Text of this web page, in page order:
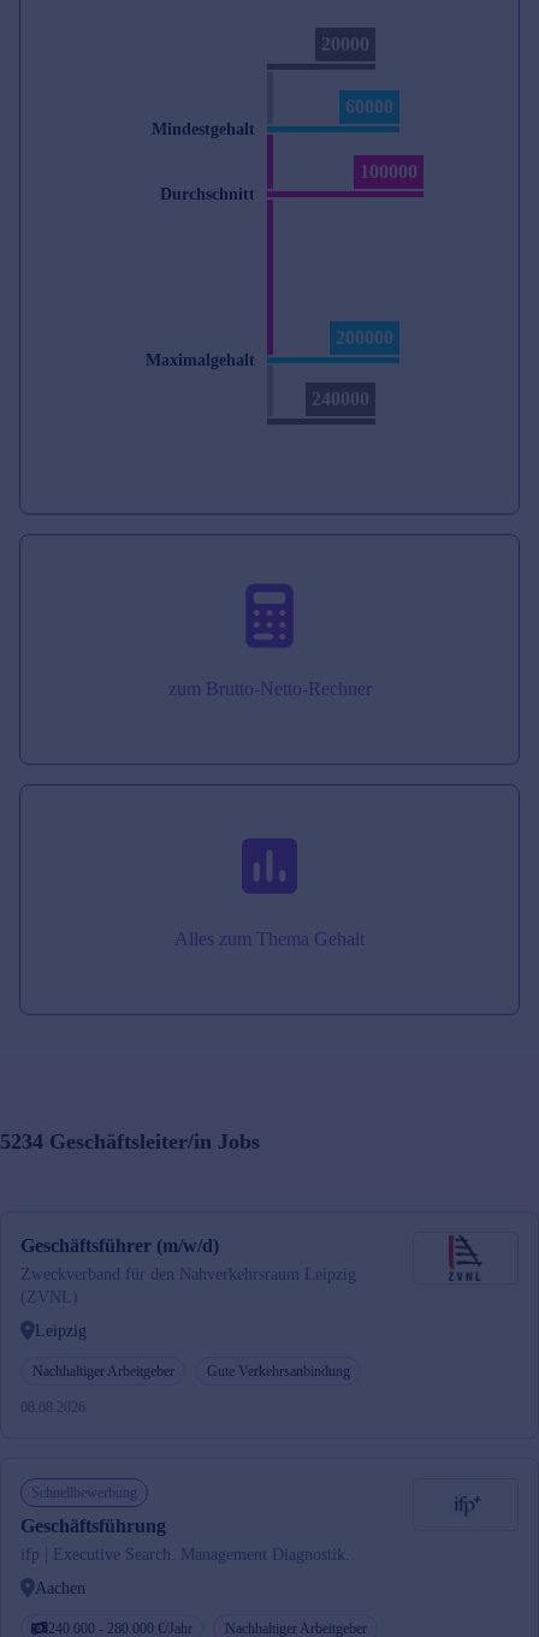
20000
60000
Mindestgehalt
100000
Durchschnitt
200000
Maximalgehalt
240000
zum Brutto-Netto-Rechner
Alles zum Thema Gehalt
5234 Geschäftsleiter/in Jobs
Geschäftsführer (m/w/d)
Zweckverband für den Nahverkehrsraum Leipzig
(ZVNL)
Leipzig
Nachhaltiger Arbeitgeber Gute Verkehrsanbindung
08.08.2026
Schnellbewerbung
Geschäftsführung
ifp | Executive Search. Management Diagnostik.
Aachen
240.000 - 280.000 €/Jahr Nachhaltiger Arbeitgeber